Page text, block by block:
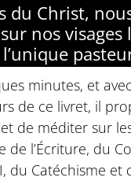
du Christ,
nos visages
minutes, et
de ce livret, il
de méditer sur
de l’Écriture, du
du Catéchisme et